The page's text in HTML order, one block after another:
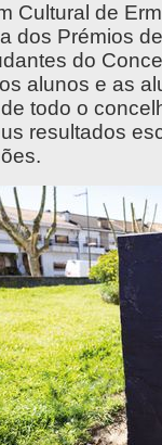
Cultural de
dos Prémios
do
alunos e as
todo o
resultados